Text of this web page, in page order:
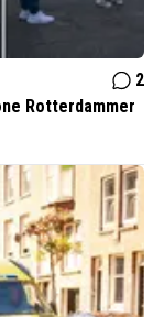
2
Rotterdammer